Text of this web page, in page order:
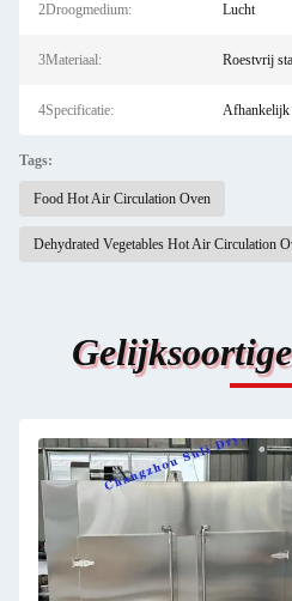
2Droogmedium: Lucht
3Materiaal: Roestvrij
4Specificatie: Afhankelijk
Tags:
Food Hot Air Circulation Oven
Dehydrated Vegetables Hot Air Circulation